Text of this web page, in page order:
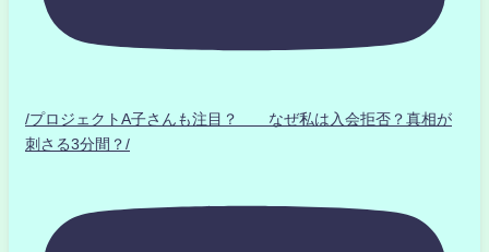
/プロジェクトA子さんも注目？ なぜ私は入会拒否？真相が
刺さる3分間？/